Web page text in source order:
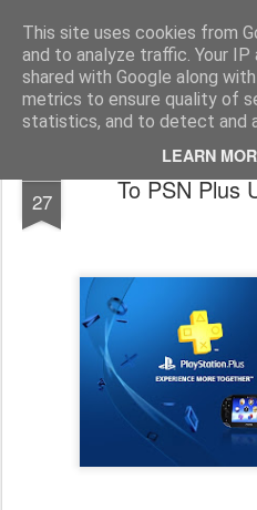
This site uses cookies from
and to analyze traffic. Your
shared with Google along
metrics to ensure quality of
statistics, and to detect and
LEARN
www.psjailbreak.gr
Pages
27 To PSN Plus